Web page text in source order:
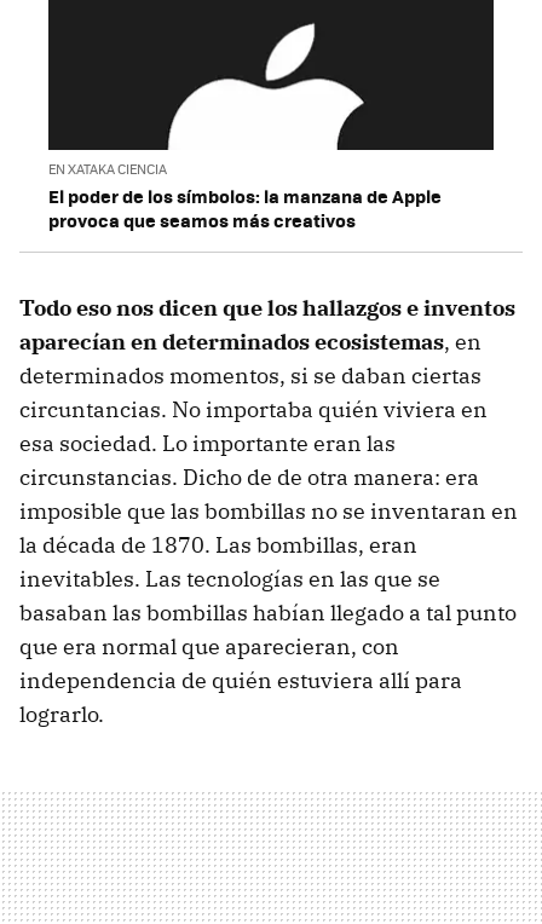
EN XATAKA CIENCIA
El poder de los símbolos: la manzana de Apple
provoca que seamos más creativos
Todo eso nos dicen que los hallazgos e inventos
aparecían en determinados ecosistemas, en
determinados momentos, si se daban ciertas
circuntancias. No importaba quién viviera en
esa sociedad. Lo importante eran las
circunstancias. Dicho de de otra manera: era
imposible que las bombillas no se inventaran en
la década de 1870. Las bombillas, eran
inevitables. Las tecnologías en las que se
basaban las bombillas habían llegado a tal punto
que era normal que aparecieran, con
independencia de quién estuviera allí para
lograrlo.